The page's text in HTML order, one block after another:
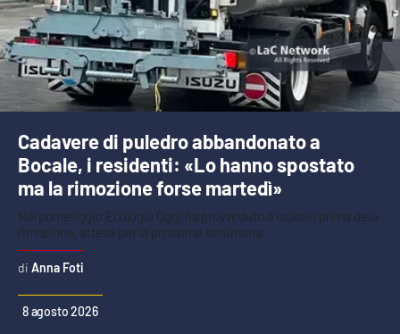
Cadavere di puledro abbandonato a
Bocale, i residenti: «Lo hanno spostato
ma la rimozione forse martedì»
Nel pomeriggio Ecologia Oggi ha provveduto a isolarlo prima della
rimozione, attesa per la prossima settimana
Anna Foti
8 agosto 2026